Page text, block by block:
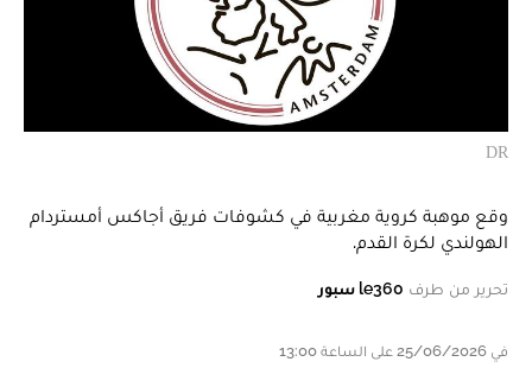
DR
وقع موهبة كروية مغربية في كشوفات فريق أجاكس أمستردام
الهولندي لكرة القدم.
تحرير من طرف le360 سبور
في 25/06/2026 على الساعة 13:00